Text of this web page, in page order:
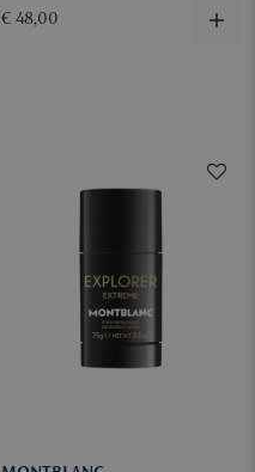
€ 48,00